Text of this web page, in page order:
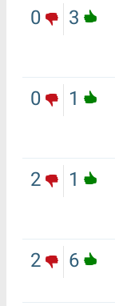
3
0
1
0
1
2
6
2